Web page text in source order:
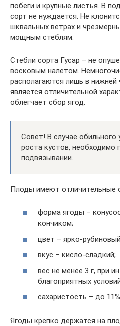
побеги и крупные листья. В
сорт не нуждается. Не
шквальных ветрах и
мощным стеблям.
Стебли сорта Гусар – не
восковым налетом.
располагаются лишь в нижней
является отличительной
облегчает сбор ягод.
Совет! В случае обильного
роста кустов, необходимо
подвязывании.
Плоды имеют отличительные
форма ягоды –
кончиком;
цвет – ярко-
вкус – кисло-сладкий;
вес не менее 3 г, при
благоприятных
сахаристость – до
Ягоды крепко держатся на